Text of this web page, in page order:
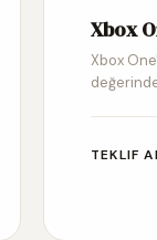
Xbox
Xbox
TEKLIF